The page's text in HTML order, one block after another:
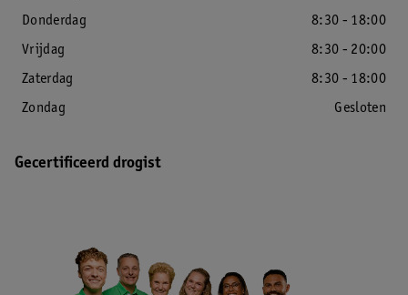
Donderdag
8:30 - 18:00
Vrijdag
8:30 - 20:00
Zaterdag
8:30 - 18:00
Zondag
Gesloten
Gecertificeerd drogist